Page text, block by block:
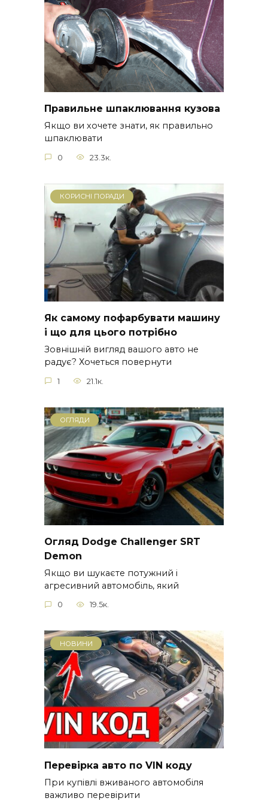
Правильне шпаклювання кузова
Якщо ви хочете знати, як правильно
шпаклювати
0 23.3к.
КОРИСНІ ПОРАДИ
Як самому пофарбувати машину
і що для цього потрібно
Зовнішній вигляд вашого авто не
радує? Хочеться повернути
1 21.1к.
ОГЛЯДИ
Огляд Dodge Challenger SRT
Demon
Якщо ви шукаєте потужний і
агресивний автомобіль, який
0 19.5к.
НОВИНИ
Перевірка авто по VIN коду
При купівлі вживаного автомобіля
важливо перевірити